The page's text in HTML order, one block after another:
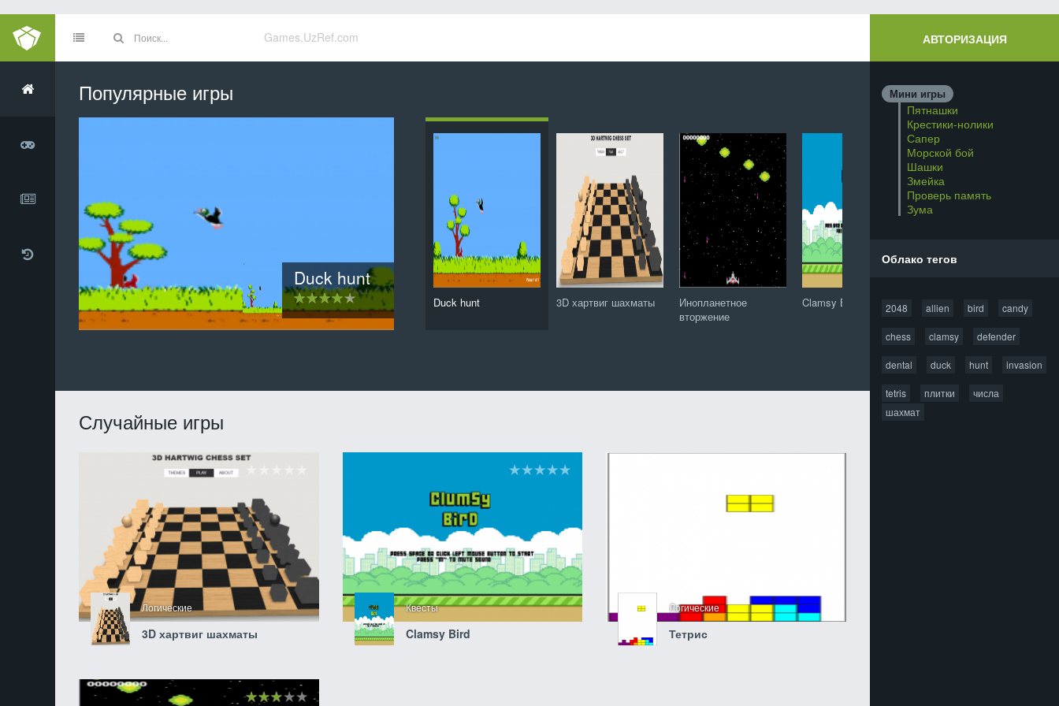
АВТОРИЗАЦИЯ
Games.UzRef.com
Популярные игры
Duck hunt
3D хартвиг шахматы
Инопланетное вторжение
Clamsy Bird
Защитник зубов: Сага о конфетной орде
2048
Тетрис
Duck hunt 3D хартвиг шахматы
Инопланетное
вторжение
Clamsy Bird
Защитник зубов: Сага
о конфетной орде
Случайные игры
Логические
3D хартвиг шахматы
Квесты
Clamsy Bird
Логические
Тетрис
Мини игры
Пятнашки
Крестики-нолики
Сапер
Морской бой
Шашки
Змейка
Проверь память
Зума
Облако тегов
2048 allien bird candy
chess clamsy defender
dental duck hunt invasion
tetris плитки
числа
шахмат